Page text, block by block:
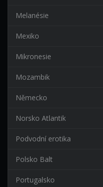
Melanésie
Mexiko
Mikronesie
Mozambik
Německo
Norsko Atlantik
Podvodní erotika
Polsko Balt
Portugalsko